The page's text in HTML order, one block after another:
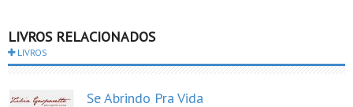
LIVROS RELACIONADOS
LIVROS
Se Abrindo Pra Vida